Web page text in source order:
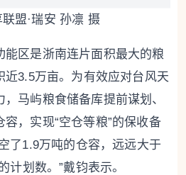
·瑞安 孙凛 摄
区是浙南连片面积最大的粮
近3.5万亩。为有效应对台风天
马屿粮食储备库提前谋划、
，实现“空仓等粮”的保收备
了1.9万吨的仓容，远远大于
计划数。”戴钧表示。